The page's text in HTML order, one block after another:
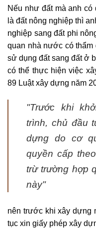
Nếu như đất mà anh
là đất nông nghiệp thì
nghiệp sang đất phi
quan nhà nước có thẩm
sử dụng đất sang đất ở
có thể thực hiện việc
89 Luật xây dựng năm
"Trước khi
trình, chủ đầu
dựng do cơ
quyền cấp
trừ trường hợp
này"
nên trước khi xây dựng
tục xin giấy phép xây